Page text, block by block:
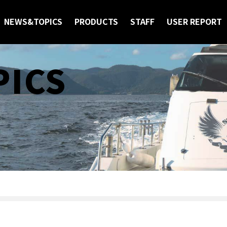
NEWS&TOPICS PRODUCTS STAFF USER REPORT